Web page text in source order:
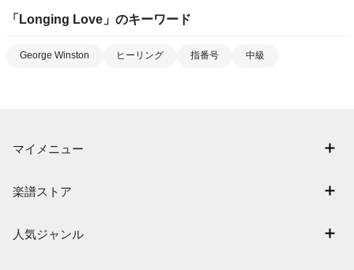
「 Longing Love 」のキーワード
George Winston ヒーリング 指番号 中級
マイメニュー
退会はこちら
楽譜ストア
人気ジャンル